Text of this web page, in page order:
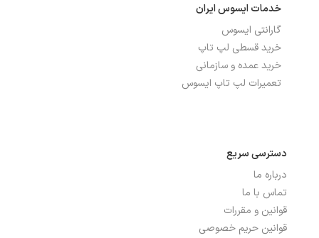
خدمات ایسوس ایران
گارانتی ایسوس
خرید قسطی لپ تاپ
خرید عمده و سازمانی
تعمیرات لپ تاپ ایسوس
دسترسی سریع
درباره ما
تماس با ما
قوانین و مقررات
قوانین حریم خصوصی